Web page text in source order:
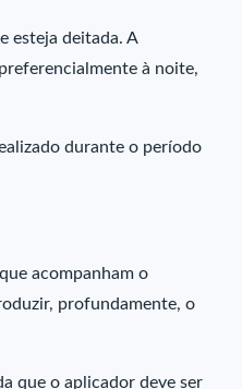
esteja deitada. A
à noite,
durante o período
acompanham o
profundamente, o
que o aplicador deve ser